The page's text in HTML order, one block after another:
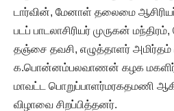
டார்வின், மேனாள் தலைமை ஆசிரியர்
படப் பாடலாசிரியர் முருகன்
தஞ்சை தவசி, எழுத்தாளர் அமிர்தம்
க.பொன்னம்பலவாணன் கழக
மாவட்ட பொறுப்பாளர்மரகதமணி
விழாவை சிறப்பித்தனர்.